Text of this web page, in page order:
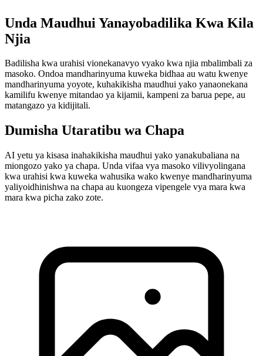
Unda Maudhui Yanayobadilika Kwa Kila
Njia
Badilisha kwa urahisi vionekanavyo vyako kwa njia mbalimbali za
masoko. Ondoa mandharinyuma kuweka bidhaa au watu kwenye
mandharinyuma yoyote, kuhakikisha maudhui yako yanaonekana
kamilifu kwenye mitandao ya kijamii, kampeni za barua pepe, au
matangazo ya kidijitali.
Dumisha Utaratibu wa Chapa
AI yetu ya kisasa inahakikisha maudhui yako yanakubaliana na
miongozo yako ya chapa. Unda vifaa vya masoko vilivyolingana
kwa urahisi kwa kuweka wahusika wako kwenye mandharinyuma
yaliyoidhinishwa na chapa au kuongeza vipengele vya mara kwa
mara kwa picha zako zote.